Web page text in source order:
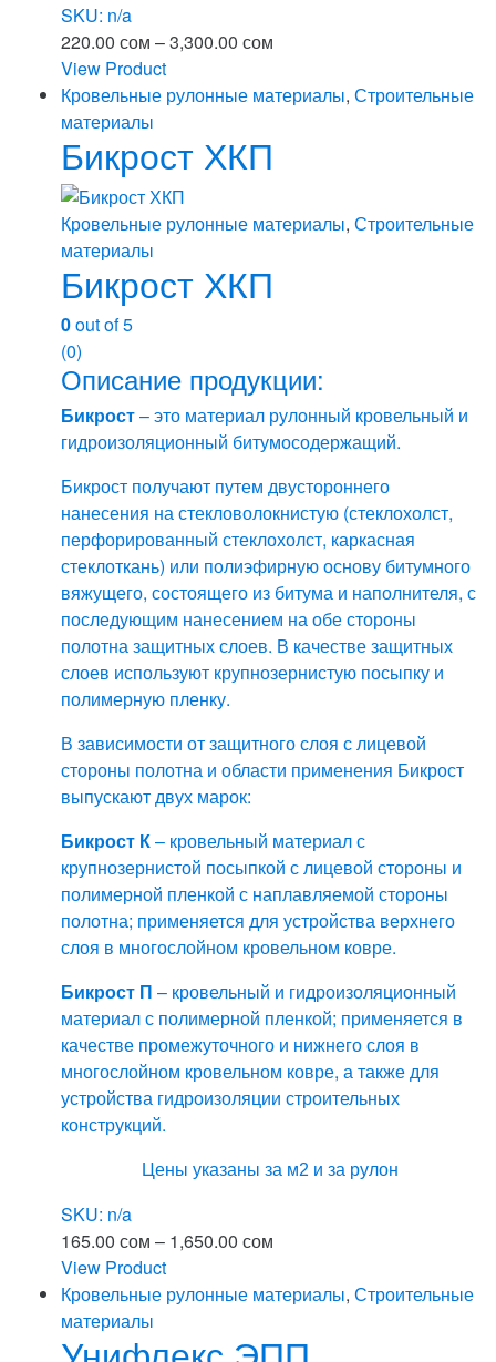
SKU: n/a
220.00 сом –3,300.00 сом
220.00 сом
View Product
Этот
товар
имеет
несколько
вариаций.
Опции
можно
выбрать
на
странице
товара.
Кровельные рулонные материалы, Строительные
материалы
Бикрост ХКП
Кровельные рулонные материалы, Строительные
материалы
Бикрост ХКП
0out of 5
(0)
Описание продукции:
Бикрост– это материал рулонный кровельный и
гидроизоляционный битумосодержащий.
Бикрост получают путем двустороннего
нанесения на стекловолокнистую (стеклохолст,
перфорированный стеклохолст, каркасная
стеклоткань) или полиэфирную основу битумного
вяжущего, состоящего из битума и наполнителя, с
последующим нанесением на обе стороны
полотна защитных слоев. В качестве защитных
слоев используют крупнозернистую посыпку и
полимерную пленку.
В зависимости от защитного слоя с лицевой
стороны полотна и области применения Бикрост
выпускают двух марок:
Бикрост К– кровельный материал с
крупнозернистой посыпкой с лицевой стороны и
полимерной пленкой с наплавляемой стороны
полотна; применяется для устройства верхнего
слоя в многослойном кровельном ковре.
Бикрост П – кровельный и гидроизоляционный
материал с полимерной пленкой; применяется в
качестве промежуточного и нижнего слоя в
многослойном кровельном ковре, а также для
устройства гидроизоляции строительных
конструкций.
Цены указаны за м2 и за рулон
SKU: n/a
165.00 сом – 1,650.00 сом
165.00 сом
1,650.00 сом
View Product
Этот
товар
имеет
Кровельные рулонные материалы, Строительные
материалы